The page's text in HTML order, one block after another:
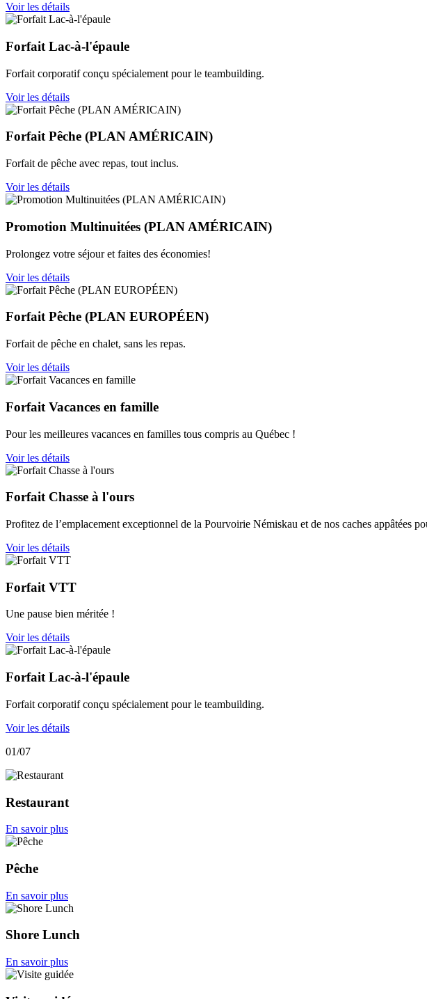
Voir les détails
Forfait Lac-à-l'épaule
Forfait corporatif conçu spécialement pour le teambuilding.
Voir les détails
Forfait Pêche (PLAN AMÉRICAIN)
Forfait de pêche avec repas, tout inclus.
Voir les détails
Promotion Multinuitées (PLAN AMÉRICAIN)
Prolongez votre séjour et faites des économies!
Voir les détails
Forfait Pêche (PLAN EUROPÉEN)
Forfait de pêche en chalet, sans les repas.
Voir les détails
Forfait Vacances en famille
Pour les meilleures vacances en familles tous compris au Québec !
Voir les détails
Forfait Chasse à l'ours
Profitez de l’emplacement exceptionnel de la Pourvoirie Némiskau et de nos caches appâtées
Voir les détails
Forfait VTT
Une pause bien méritée !
Voir les détails
Forfait Lac-à-l'épaule
Forfait corporatif conçu spécialement pour le teambuilding.
Voir les détails
01/07
Restaurant
En savoir plus
Pêche
En savoir plus
Shore Lunch
En savoir plus